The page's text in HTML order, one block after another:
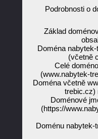
Podrobnosti o
Základ
Doména
(včetně
Celé
(www.nabytek-
Doména včetně
trebic.cz)
Doménové
(https://
Doménu